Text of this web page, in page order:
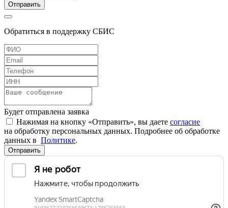
Отправить
Обратиться в поддержку СБИС
Будет отправлена заявка
Нажимая на кнопку «Отправить», вы даете согласие
на обработку персональных данных. Подробнее об обработке
данных в Политике.
Отправить